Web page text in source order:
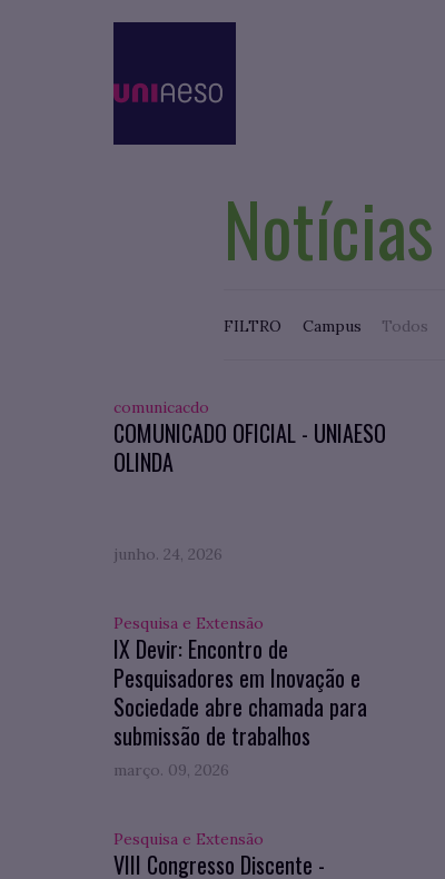
Notícias
FILTRO Campus
comunicacdo
COMUNICADO OFICIAL - UNIAESO
OLINDA
junho. 24, 2026
Pesquisa e Extensão
IX Devir: Encontro de
Pesquisadores em Inovação e
Sociedade abre chamada para
submissão de trabalhos
março. 09, 2026
Pesquisa e Extensão
VIII Congresso Discente -